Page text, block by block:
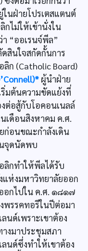
นฝ่ายโปรเตสแตนต์
ไม่ให้เข้านั่งใน
า “ออเรนจ์พีล”
สินใจสกัดกั้นการ
ก (Catholic Board)
ผู้นำฝ่าย
มต้นความขัดแย้งที่
ต่อสู้กับโอคอนเนลล์
เดือนสิงหาคม ค.ศ.
ก่อนขณะกำลังเดิน
นจุดนัดพบ
กทำให้พีลได้รับ
แห่งมหาวิทยาลัยออก
กไปใน ค.ศ. ๑๘๑๗
พรรคทอรีในปีต่อมา
นด์เพราะเขาต้อง
งมาประชุมสภา
นด์ซึ่งทำให้เขาต้อง